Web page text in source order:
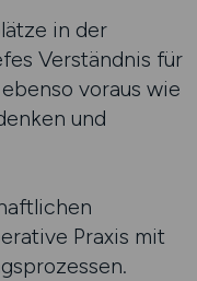
in der
Verständnis für
voraus wie
und
Praxis mit